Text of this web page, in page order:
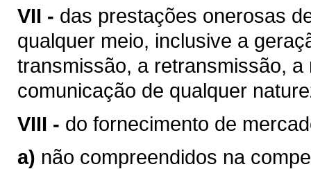
VII - das prestações onerosas
qualquer meio, inclusive a
transmissão, a retransmissão,
comunicação de qualquer
VIII - do fornecimento de
a) não compreendidos na